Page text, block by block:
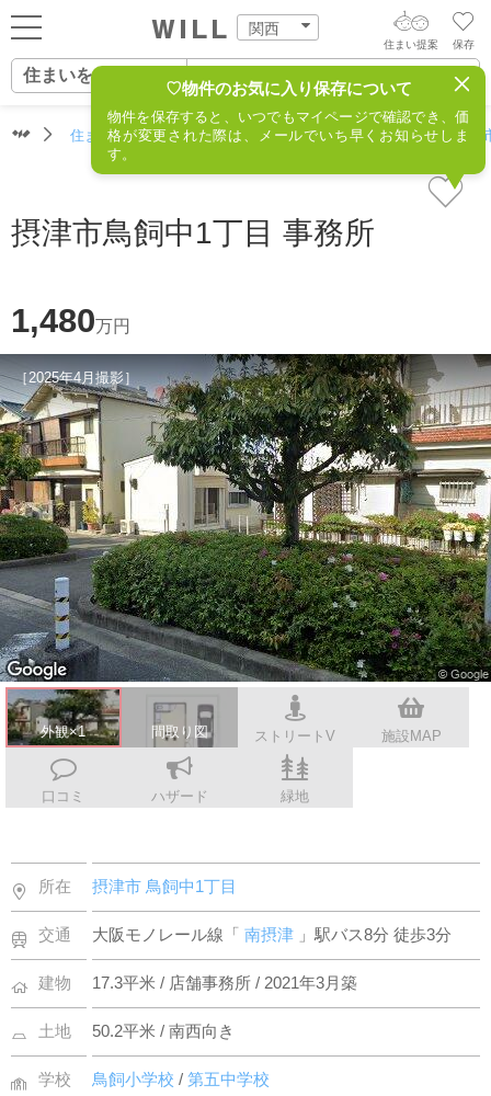
関西
ログイン
新規会員登録
住まいをつくる
町を知る
店舗案内
スタッフ紹介
会社案内
保存
住まい提案
住まいをさがす
住まいをさがす
住まい事例をさが
営業所をさがす
スタッフをさがす
AIウィルくんの提案
AI住まい提案を受ける
価格査定を依頼する
相場データを依頼する
住まいをさがす（関西） 住所からさがす 不動産(摂津
♡物件のお気に入り保存について
物件を保存すると、いつでもマイページで確認でき、価
格が変更された際は、メールでいち早くお知らせしま
す。
摂津市鳥飼中1丁目 事務所
1,480万円
［2025年4月撮影］
外観×1 間取り図 ストリートV 施設MAP
口コミ ハザード 緑地
所在 摂津市 鳥飼中1丁目
交通 大阪モノレール線「南摂津 」駅バス8分 徒歩3分
建物 17.3平米 / 店舗事務所 / 2021年3月築
土地 50.2平米 / 南西向き
学校 鳥飼小学校/第五中学校